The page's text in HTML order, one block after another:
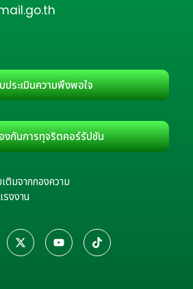
ประเมินความพึงพอใจ
งกันการทุจริตคอร์รัปชัน
ติมจากกองความ
งงาน